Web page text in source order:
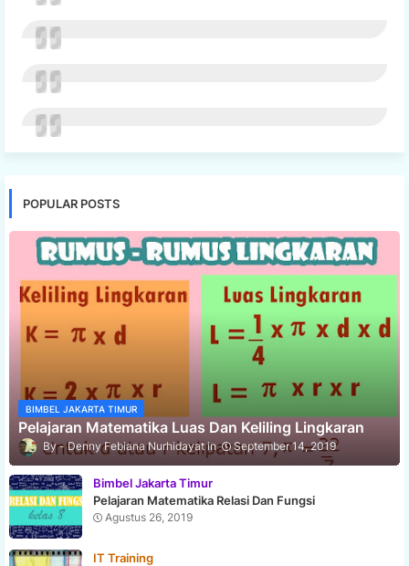
POPULAR POSTS
BIMBEL JAKARTA TIMUR
Pelajaran Matematika Luas Dan Keliling Lingkaran
Denny Febiana Nurhidayat September 14, 2019
Bimbel Jakarta Timur
Pelajaran Matematika Relasi Dan Fungsi
Agustus 26, 2019
IT Training